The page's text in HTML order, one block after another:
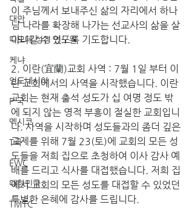
대만
디모데 성경 연구원
케냐
인도네시아
P 국
멕시코
T국
EWC
대한민국
TMTC
이 주님께서 보내주신 삶의 자리에서 하나
님 나라를 확장해 나가는 선교사의 삶을 살
아나갈 수 있도록 기도합니다.
2. 이란(宜蘭)교회 사역 : 7월 1일 부터 이
란 교회에서의 사역을 시작했습니다. 이란
교회는 현재 출석 성도가 십 여명 정도 밖
에 되지 않는 영적 부흥이 절실한 교회입니
다. 사역을 시작하며 성도들과의 좀더 깊은
교제를 위해 7월 23(토)에 교회의 모든 성
도들을 저희 집으로 초청하여 이사 감사 예
배를 드리고 식사를 대접했습니다. 저희 집
에서 교회의 모든 성도를 대접할 수 있었던
특별한 은혜에 감사를 드립니다.